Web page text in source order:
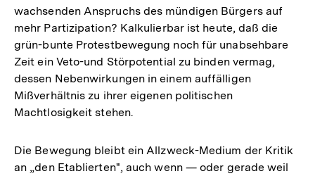
wachsenden Anspruchs des mündigen Bürgers auf
mehr Partizipation? Kalkulierbar ist heute, daß die
grün-bunte Protestbewegung noch für unabsehbare
Zeit ein Veto-und Störpotential zu binden vermag,
dessen Nebenwirkungen in einem auffälligen
Mißverhältnis zu ihrer eigenen politischen
Machtlosigkeit stehen.
Die Bewegung bleibt ein Allzweck-Medium der Kritik
an „den Etablierten", auch wenn — oder gerade weil